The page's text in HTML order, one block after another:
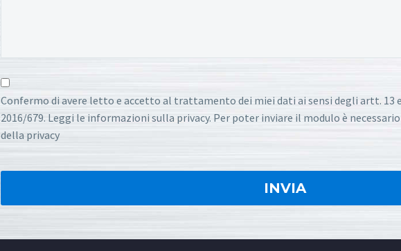
Confermo di avere letto e accetto al trattamento dei miei dati ai sensi degli artt. 13
2016/679. Leggi le informazioni sulla privacy. Per poter inviare il modulo è
della privacy